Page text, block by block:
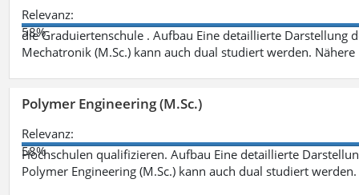
Relevanz:
58%
die Graduiertenschule . Aufbau Eine detaillierte Darstellung
Mechatronik (M.Sc.) kann auch dual studiert werden.
Polymer Engineering (M.Sc.)
Relevanz:
58%
Hochschulen qualifizieren. Aufbau Eine detaillierte
Polymer Engineering (M.Sc.) kann auch dual studiert